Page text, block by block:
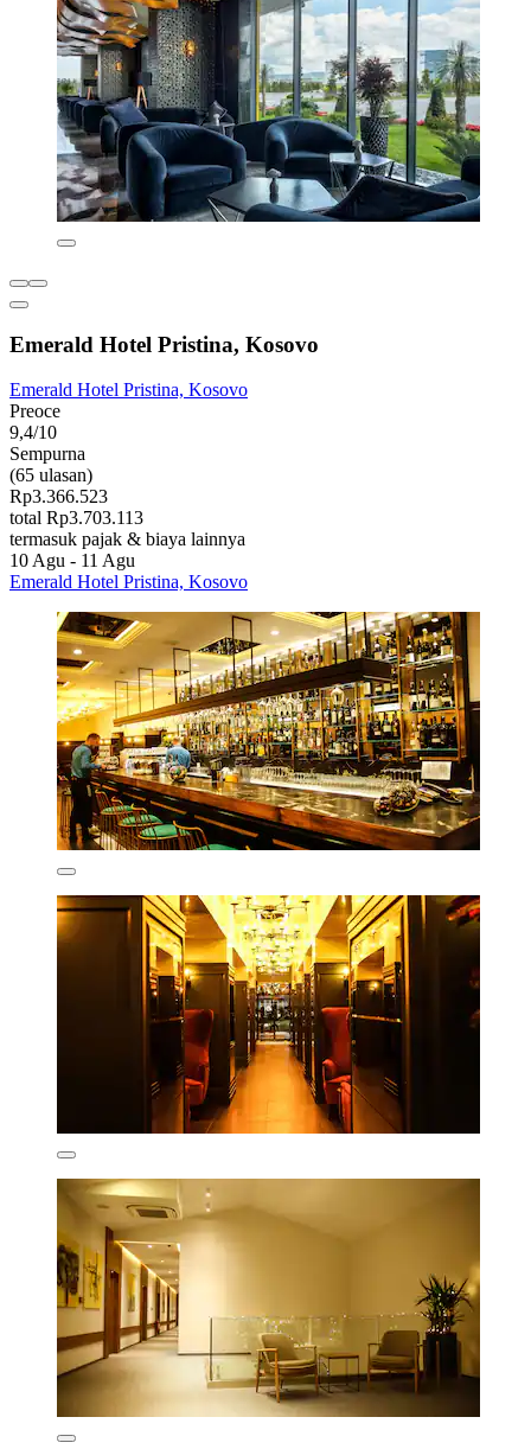
Emerald Hotel Pristina, Kosovo
Emerald Hotel Pristina, Kosovo
Preoce
9,4/10
Sempurna
(65 ulasan)
Rp3.366.523
total Rp3.703.113
termasuk pajak & biaya lainnya
10 Agu - 11 Agu
Emerald Hotel Pristina, Kosovo